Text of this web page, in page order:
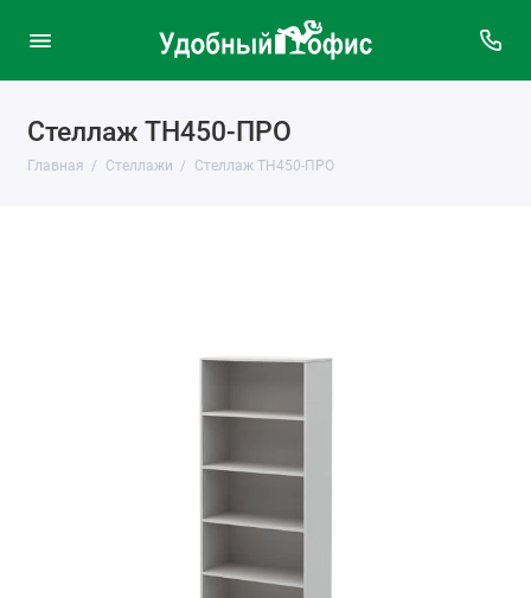
Стеллаж ТН450-ПРО
Главная Стеллажи Стеллаж ТН450-ПРО